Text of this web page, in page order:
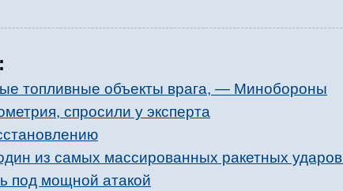
топливные объекты врага, — Минобороны
спросили у эксперта
из самых массированных ракетных
под мощной атакой